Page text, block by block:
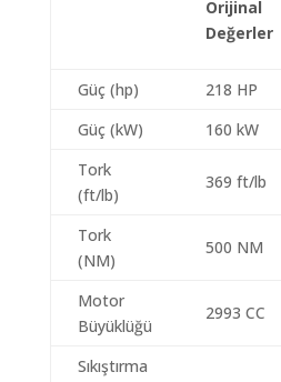
Orijinal
Değerler
Güç (hp) 218 HP
Güç (kW)
160 kW
Tork
(ft/lb)
369 ft/lb
Tork
(NM)
500 NM
Motor
Büyüklüğü
2993 CC
Sıkıştırma